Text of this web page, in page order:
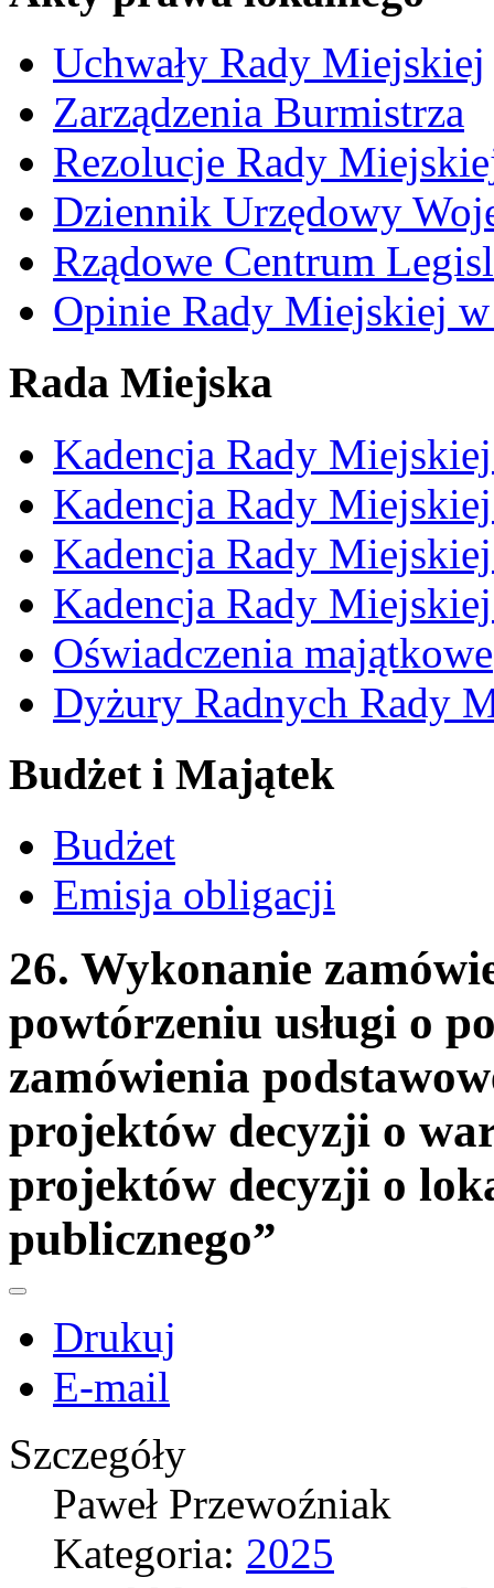
Uchwały Rady Miejskiej
Zarządzenia Burmistrza
Rezolucje Rady
Dziennik Urzędowy
Rządowe Centrum
Opinie Rady Miejskiej w
Rada Miejska
Kadencja Rady
Kadencja Rady
Kadencja Rady
Kadencja Rady
Oświadczenia majątkowe
Dyżury Radnych Rady
Budżet i Majątek
Budżet
Emisja obligacji
26. Wykonanie
powtórzeniu usługi o
zamówienia
projektów decyzji o
projektów decyzji o
publicznego”
Drukuj
E-mail
Szczegóły
Paweł Przewoźniak
Kategoria: 2025